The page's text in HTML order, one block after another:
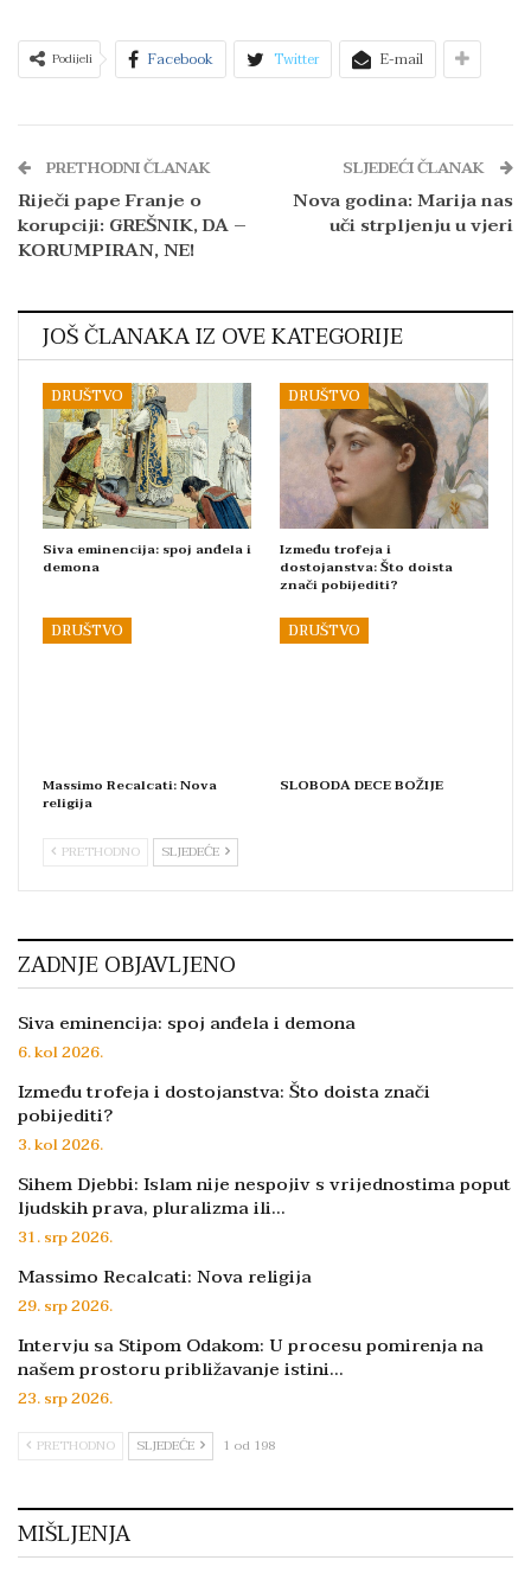
Podijeli Facebook Twitter E-mail
PRETHODNI ČLANAK
Riječi pape Franje o
korupciji: GREŠNIK, DA –
KORUMPIRAN, NE!
SLJEDEĆI ČLANAK
Nova godina: Marija nas
uči strpljenju u vjeri
JOŠ ČLANAKA IZ OVE KATEGORIJE
DRUŠTVO
Siva eminencija: spoj anđela i
demona
DRUŠTVO
Između trofeja i
dostojanstva: Što doista
znači pobijediti?
DRUŠTVO
Massimo Recalcati: Nova
religija
DRUŠTVO
SLOBODA DECE BOŽIJE
PRETHODNO SLJEDEĆE
ZADNJE OBJAVLJENO
Siva eminencija: spoj anđela i demona
6. kol 2026.
Između trofeja i dostojanstva: Što doista znači
pobijediti?
3. kol 2026.
Sihem Djebbi: Islam nije nespojiv s vrijednostima poput
ljudskih prava, pluralizma ili…
31. srp 2026.
Massimo Recalcati: Nova religija
29. srp 2026.
Intervju sa Stipom Odakom: U procesu pomirenja na
našem prostoru približavanje istini…
23. srp 2026.
PRETHODNO SLJEDEĆE 1 od 198
MIŠLJENJA